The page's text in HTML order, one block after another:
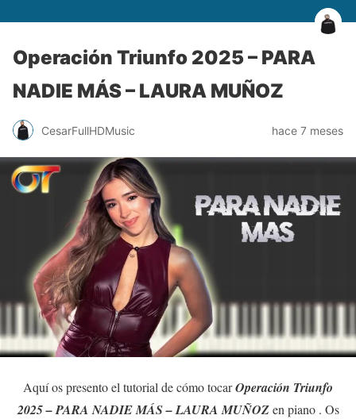
Operación Triunfo 2025 – PARA
NADIE MÁS – LAURA MUÑOZ
CesarFullHDMusic hace 7 meses
Aquí os presento el tutorial de cómo tocarOperación Triunfo
2025 – PARA NADIE MÁS – LAURA MUÑOZen piano . Os